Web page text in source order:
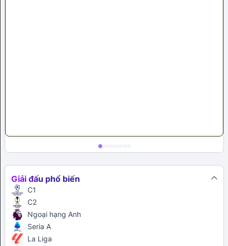
Giải đấu phổ biến
C1
C2
Ngoại hạng Anh
Seria A
La Liga